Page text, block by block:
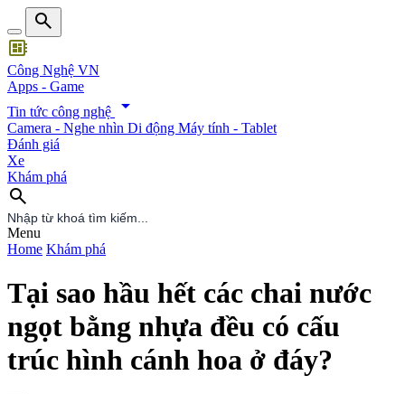
search
developer_board
Công Nghệ VN
Apps - Game
Tin tức công nghệ
arrow_drop_down
Camera - Nghe nhìn Di động Máy tính - Tablet
Đánh giá
Xe
Khám phá
search
search
Menu
Home Khám phá
Tại sao hầu hết các chai nước
ngọt bằng nhựa đều có cấu
trúc hình cánh hoa ở đáy?